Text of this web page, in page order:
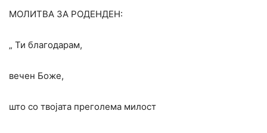
МОЛИТВА ЗА РОДЕНДЕН:
„ Ти благодарам,
вечен Боже,
што со твојата преголема милост